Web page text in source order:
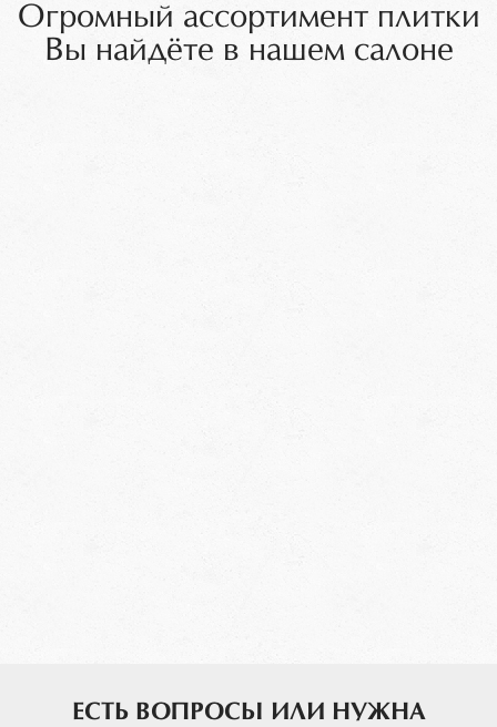
Огромный ассортимент плитки
Вы найдёте в нашем салоне
ЕСТЬ ВОПРОСЫ ИЛИ НУЖНА